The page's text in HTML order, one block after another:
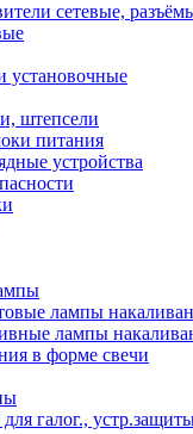
сетевые,
установочные
штепсели
питания
устройства
лампы
лампы
в форме свечи
галог.,